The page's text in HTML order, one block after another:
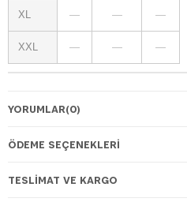
XL — — —
XXL — — —
YORUMLAR(0)
ÖDEME SEÇENEKLERI
TESLIMAT VE KARGO